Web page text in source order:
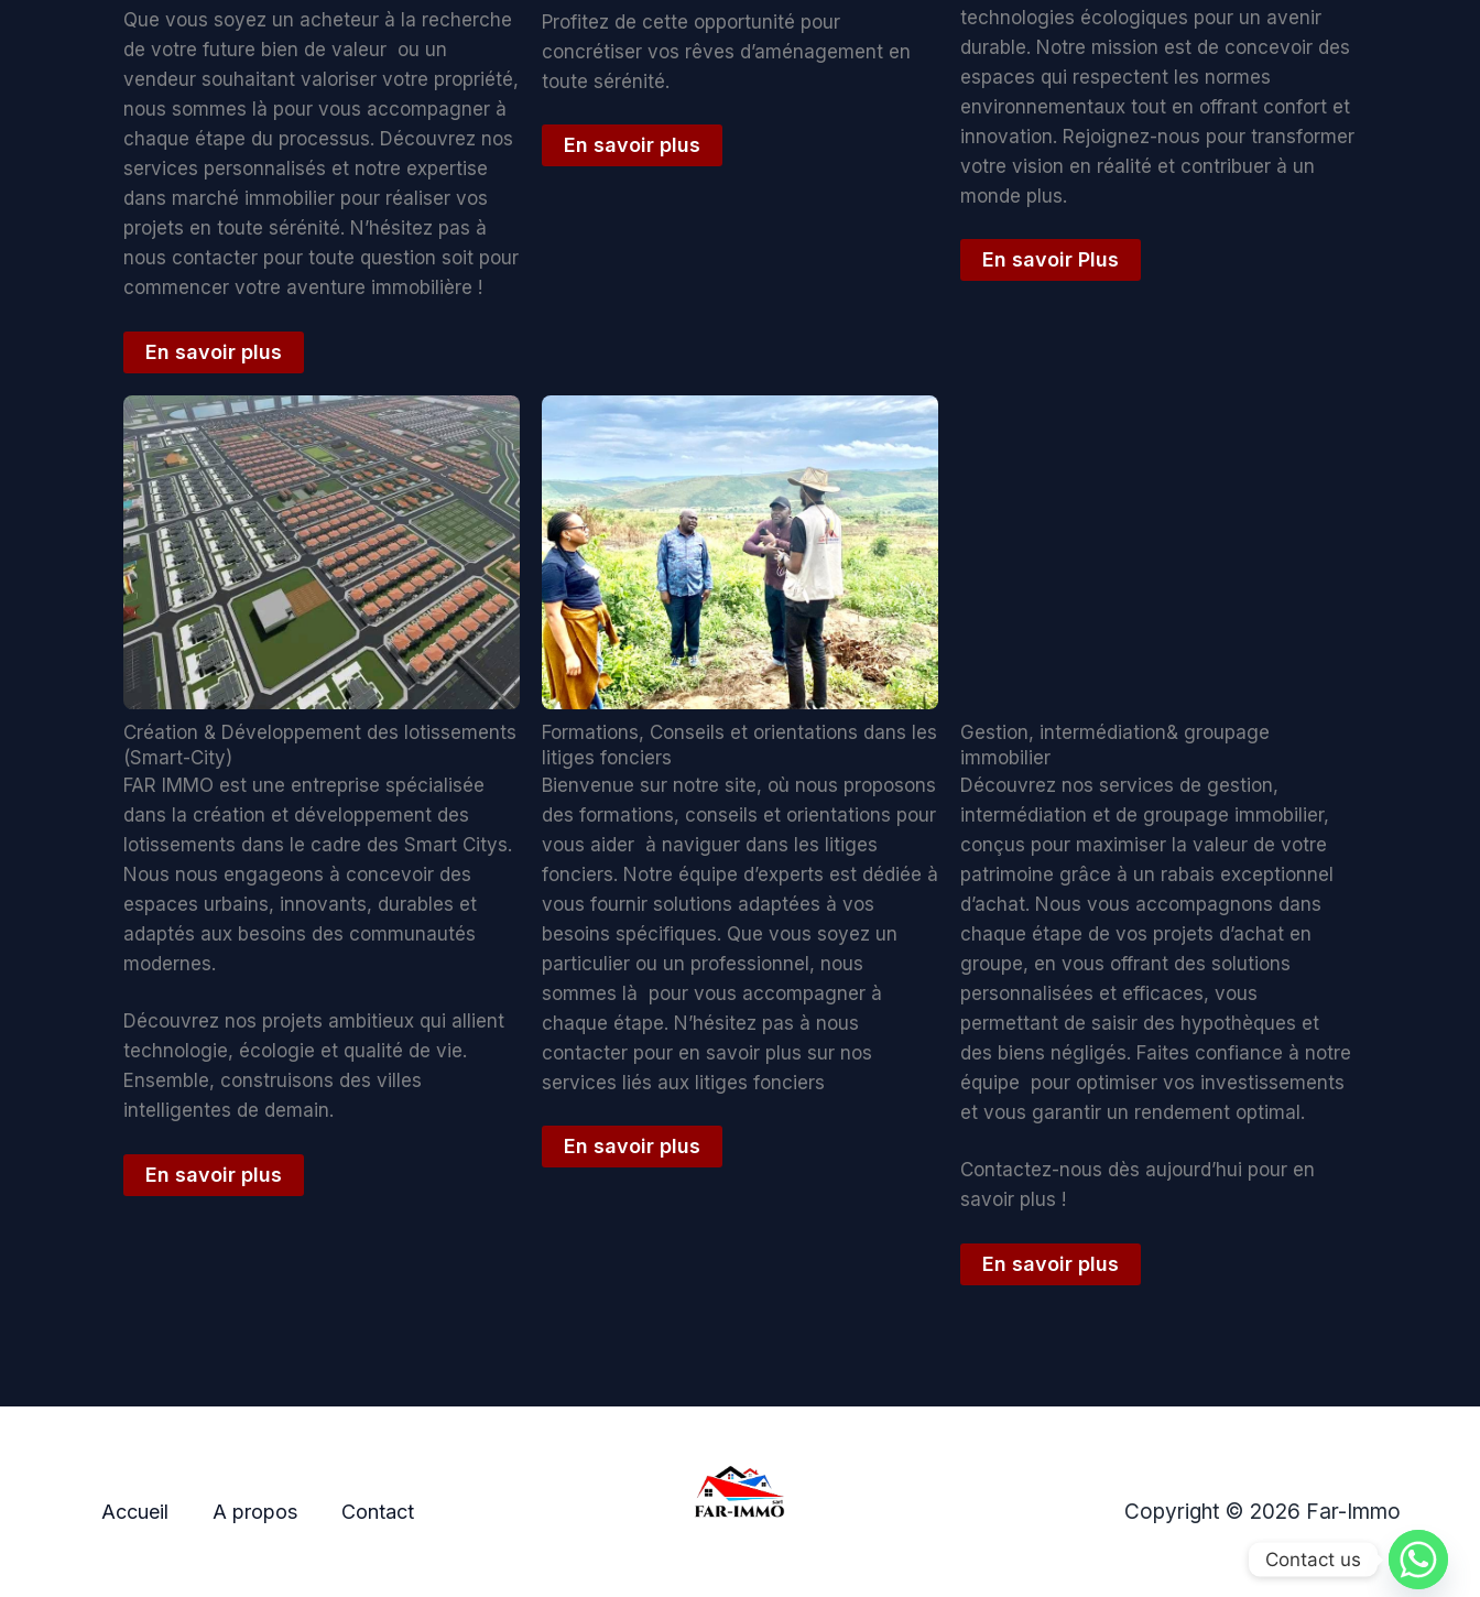
Que vous soyez un acheteur à la recherche
de votre future bien de valeur ou un
vendeur souhaitant valoriser votre propriété,
nous sommes là pour vous accompagner à
chaque étape du processus. Découvrez nos
services personnalisés et notre expertise
dans marché immobilier pour réaliser vos
projets en toute sérénité. N’hésitez pas à
nous contacter pour toute question soit pour
commencer votre aventure immobilière !
En savoir plus
Profitez de cette opportunité pour
concrétiser vos rêves d’aménagement en
toute sérénité.
En savoir plus
technologies écologiques pour un avenir
durable. Notre mission est de concevoir des
espaces qui respectent les normes
environnementaux tout en offrant confort et
innovation. Rejoignez-nous pour transformer
votre vision en réalité et contribuer à un
monde plus.
En savoir Plus
Création & Développement des lotissements
(Smart-City)
FAR IMMO est une entreprise spécialisée
dans la création et développement des
lotissements dans le cadre des Smart Citys.
Nous nous engageons à concevoir des
espaces urbains, innovants, durables et
adaptés aux besoins des communautés
modernes.
Découvrez nos projets ambitieux qui allient
technologie, écologie et qualité de vie.
Ensemble, construisons des villes
intelligentes de demain.
En savoir plus
Formations, Conseils et orientations dans les
litiges fonciers
Bienvenue sur notre site, où nous proposons
des formations, conseils et orientations pour
vous aider à naviguer dans les litiges
fonciers. Notre équipe d’experts est dédiée à
vous fournir solutions adaptées à vos
besoins spécifiques. Que vous soyez un
particulier ou un professionnel, nous
sommes là pour vous accompagner à
chaque étape. N’hésitez pas à nous
contacter pour en savoir plus sur nos
services liés aux litiges fonciers
En savoir plus
Gestion, intermédiation& groupage
immobilier
Découvrez nos services de gestion,
intermédiation et de groupage immobilier,
conçus pour maximiser la valeur de votre
patrimoine grâce à un rabais exceptionnel
d’achat. Nous vous accompagnons dans
chaque étape de vos projets d’achat en
groupe, en vous offrant des solutions
personnalisées et efficaces, vous
permettant de saisir des hypothèques et
des biens négligés. Faites confiance à notre
équipe pour optimiser vos investissements
et vous garantir un rendement optimal.
Contactez-nous dès aujourd’hui pour en
savoir plus !
En savoir plus
Accueil A propos Contact Copyright © 2026 Far-Immo
Contact us